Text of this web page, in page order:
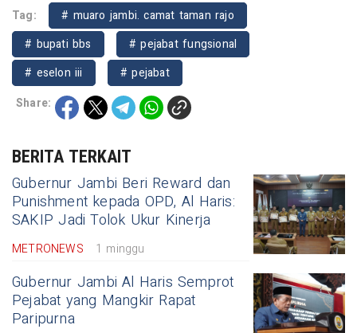
Tag:
# muaro jambi. camat taman rajo
# bupati bbs
# pejabat fungsional
# eselon iii
# pejabat
Share:
BERITA TERKAIT
Gubernur Jambi Beri Reward dan
Punishment kepada OPD, Al Haris:
SAKIP Jadi Tolok Ukur Kinerja
METRONEWS 1 minggu
Gubernur Jambi Al Haris Semprot
Pejabat yang Mangkir Rapat
Paripurna